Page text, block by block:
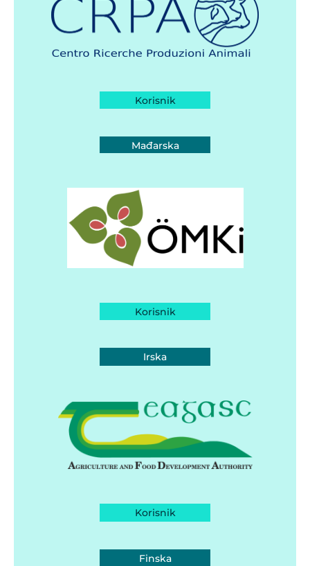
Korisnik
Mađarska
Korisnik
Irska
Korisnik
Finska